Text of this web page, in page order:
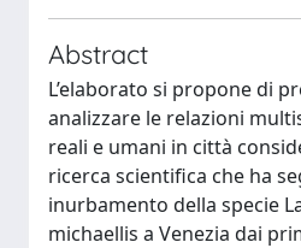
Abstract
L’elaborato si propone di
analizzare le relazioni
reali e umani in città
ricerca scientifica che ha
inurbamento della specie
michaellis a Venezia dai